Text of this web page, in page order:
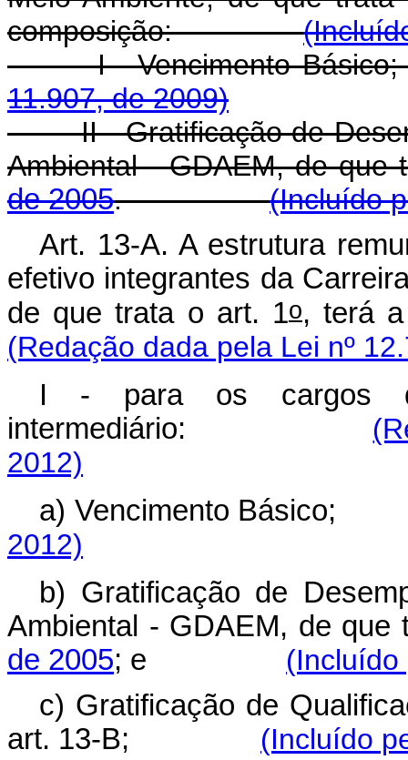
composição:
I - Vencimento
11.907, de 2009)
II - Gratificação de
Ambiental - GDAEM, de que
de 2005.(Incluído
Art. 13-A. A estrutura
efetivo integrantes da
de que trata o art. 1o, terá
(Redação dada pela Lei nº
I - para os cargos
intermediário:
2012)
a) Vencimento Básico;
2012)
b) Gratificação de
Ambiental - GDAEM, de
de 2005; e (Incluído
c) Gratificação de
art. 13-B; (Incluído